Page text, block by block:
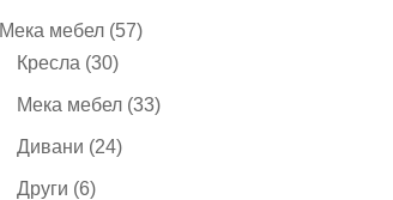
Мека мебел 5757
Кресла 3030
продукта
Мека мебел 3333
Дивани 2424
Други 66